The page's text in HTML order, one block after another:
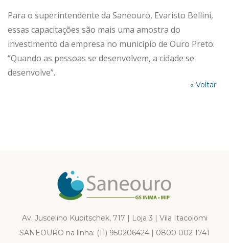
Para o superintendente da Saneouro, Evaristo Bellini,
essas capacitações são mais uma amostra do
investimento da empresa no município de Ouro Preto:
“Quando as pessoas se desenvolvem, a cidade se
desenvolve”.
« Voltar
Av. Juscelino Kubitschek, 717 | Loja 3 | Vila Itacolomi
SANEOURO na linha: (11) 950206424 | 0800 002 1741